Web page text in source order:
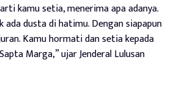
kamu setia, menerima apa adanya.
ada dusta di hatimu. Dengan siapapun
Kamu hormati dan setia kepada
Marga,” ujar Jenderal Lulusan